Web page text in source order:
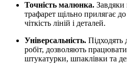
Точність малюнка. Завдяки
трафарет щільно прилягає
чіткість ліній і деталей.
Універсальність. Підходять
робіт, дозволяють
штукатурки, шпаклівки та